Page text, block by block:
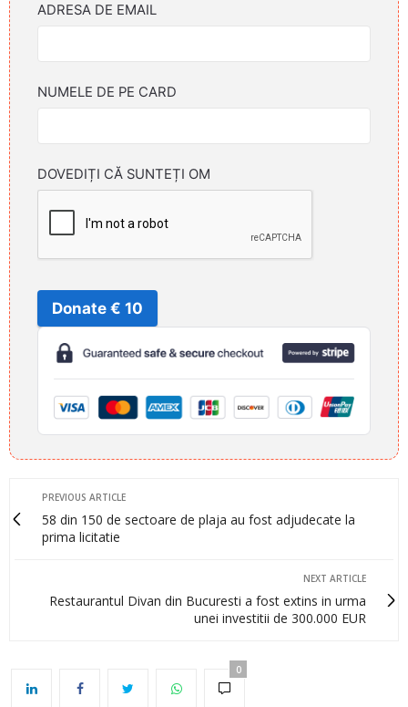
ADRESA DE EMAIL
NUMELE DE PE CARD
DOVEDIȚI CĂ SUNTEȚI OM
Donate € 10
PREVIOUS ARTICLE
58 din 150 de sectoare de plaja au fost adjudecate la
prima licitatie
NEXT ARTICLE
Restaurantul Divan din Bucuresti a fost extins in urma
unei investitii de 300.000 EUR
0